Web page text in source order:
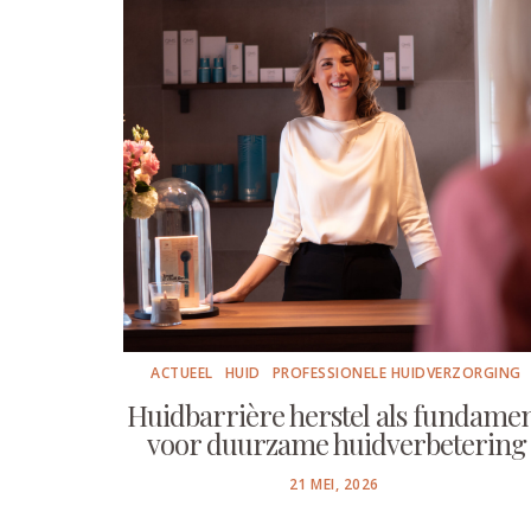
ACTUEEL HUID PROFESSIONELE HUIDVERZORGING
Huidbarrière herstel als
voor duurzame huidverbetering
POSTED
21 MEI, 2026